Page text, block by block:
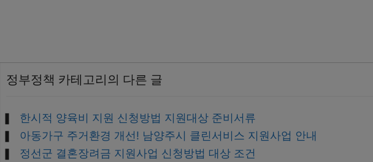
정부정책 카테고리의 다른 글
한시적 양육비 지원 신청방법 지원대상 준비서류
아동가구 주거환경 개선! 남양주시 클린서비스 지원사업 안내
정선군 결혼장려금 지원사업 신청방법 대상 조건